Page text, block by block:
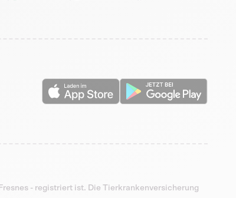
- registriert ist. Die Tierkrankenversicherung